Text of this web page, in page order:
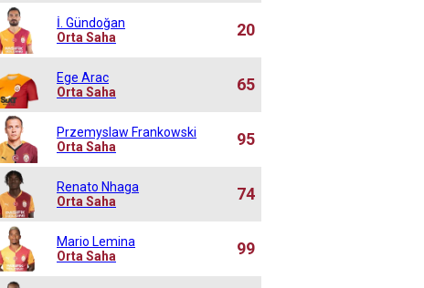
İ. Gündoğan
Orta Saha
20
Ege Arac
Orta Saha
65
Przemyslaw Frankowski
Orta Saha
95
Renato Nhaga
Orta Saha
74
Mario Lemina
Orta Saha
99